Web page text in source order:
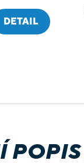
DETAIL